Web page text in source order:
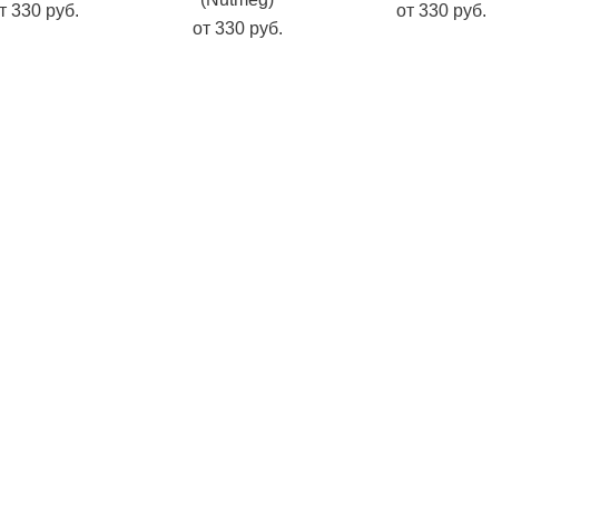
330 pуб.
от 330 pуб.
от 330 pуб.